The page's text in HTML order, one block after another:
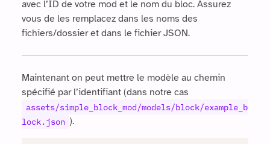
avec l’ID de votre mod et le nom du bloc. Assurez
vous de les remplacez dans les noms des
fichiers/dossier et dans le fichier JSON.
Maintenant on peut mettre le modèle au chemin
spécifié par l’identifiant (dans notre cas
assets/simple_block_mod/models/block/example_b
lock.json ).